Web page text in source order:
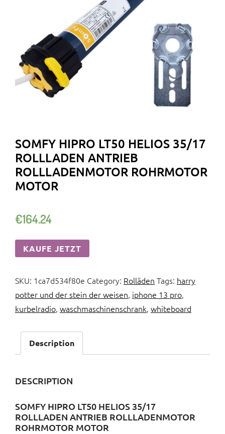
SOMFY HIPRO LT50 HELIOS 35/17
ROLLLADEN ANTRIEB
ROLLLADENMOTOR ROHRMOTOR
MOTOR
€164.24
KAUFE JETZT
SKU: 1ca7d534f80e Category: Rolläden Tags: harry
potter und der stein der weisen, iphone 13 pro,
kurbelradio, waschmaschinenschrank, whiteboard
Description
DESCRIPTION
SOMFY HIPRO LT50 HELIOS 35/17
ROLLLADEN ANTRIEB ROLLLADENMOTOR
ROHRMOTOR MOTOR